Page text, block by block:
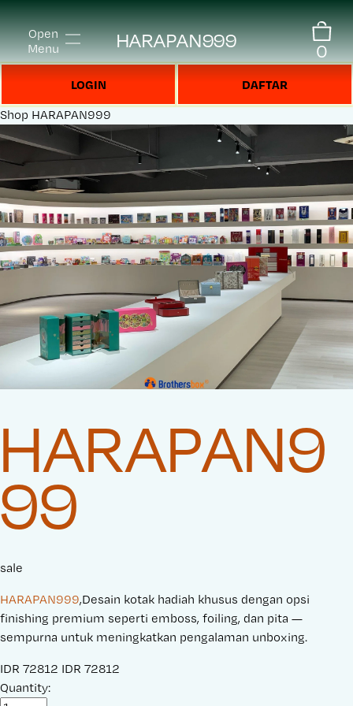
Open
Menu
HARAPAN999 0
LOGIN DAFTAR
Shop HARAPAN999
HARAPAN9
99
sale
HARAPAN999,Desain kotak hadiah khusus dengan opsi
finishing premium seperti emboss, foiling, dan pita —
sempurna untuk meningkatkan pengalaman unboxing.
S
a
IDR 72812 O
IDR 72812
Quantity: